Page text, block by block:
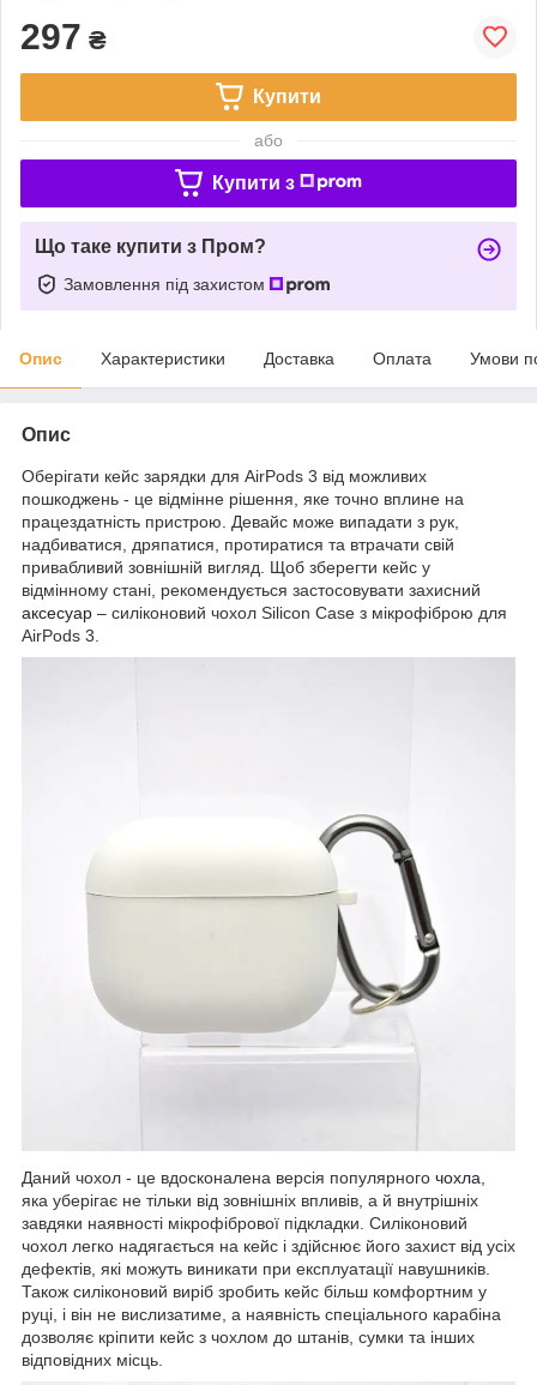
297 ₴
Купити
або
Купити з
Що таке купити з Пром?
Замовлення під захистом
Опис Характеристики Доставка Оплата Умови
Опис
Оберігати кейс зарядки для AirPods 3 від можливих
пошкоджень - це відмінне рішення, яке точно вплине на
працездатність пристрою. Девайс може випадати з рук,
надбиватися, дряпатися, протиратися та втрачати свій
привабливий зовнішній вигляд. Щоб зберегти кейс у
відмінному стані, рекомендується застосовувати захисний
аксесуар – силіконовий чохол Silicon Case з мікрофіброю для
AirPods 3.
Даний чохол - це вдосконалена версія популярного чохла
яка уберігає не тільки від зовнішніх впливів, а й внутрішніх
завдяки наявності мікрофібрової підкладки. Силіконовий
чохол легко надягається на кейс і здійснює його захист від усіх
дефектів, які можуть виникати при експлуатації навушників.
Також силіконовий виріб зробить кейс більш комфортним у
руці, і він не вислизатиме, а наявність спеціального карабіна
дозволяє кріпити кейс з чохлом до штанів, сумки та інших
відповідних місць.